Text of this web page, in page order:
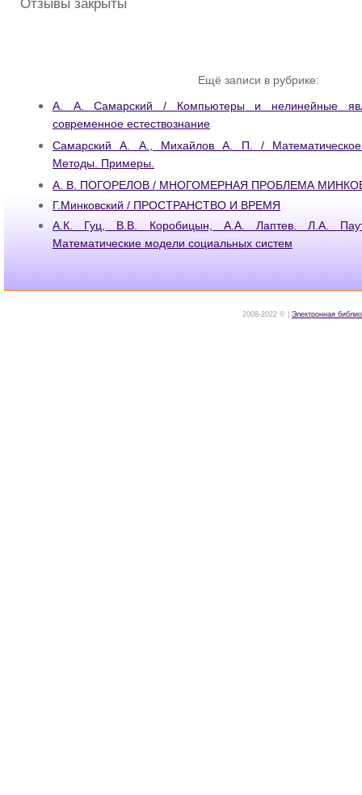
Отзывы закрыты
Ещё записи в рубрике:
А. А. Самарский / Компьютеры и нелинейные
современное естествознание
Самарский А. А., Михайлов А. П. /
Методы. Примеры.
А. В. ПОГОРЕЛОВ / МНОГОМЕРНАЯ ПРОБЛЕМА
Г.Минковский / ПРОСТРАНСТВО И ВРЕМЯ
А.К. Гуц, В.В. Коробицын, А.А. Лаптев. Л.А.
Математические модели социальных систем
2008-2022 © | Электронная